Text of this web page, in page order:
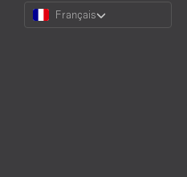
Choose
Language
Français